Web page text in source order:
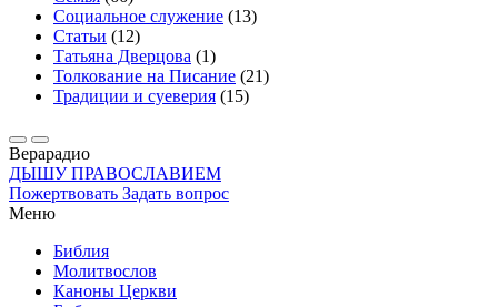
Социальное служение (13)
Статьи (12)
Татьяна Дверцова (1)
Толкование на Писание (21)
Традиции и суеверия (15)
Верарадио
ДЫШУ ПРАВОСЛАВИЕМ
Пожертвовать Задать вопрос
Меню
Библия
Молитвослов
Каноны Церкви